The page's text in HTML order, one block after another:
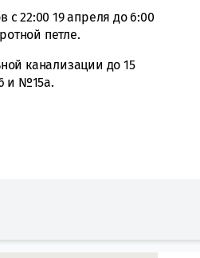
с 22:00 19 апреля до 6:00
петле.
канализации до 15
и №15а.